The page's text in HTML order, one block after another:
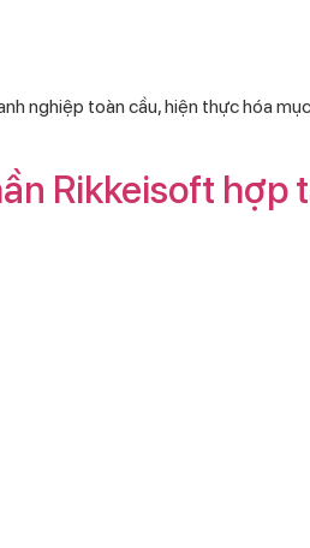
nghiệp toàn cầu, hiện thực hóa
Rikkeisoft hợp